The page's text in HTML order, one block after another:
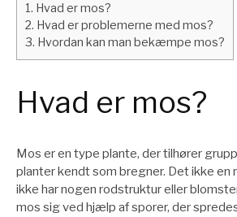
1. Hvad er mos?
2. Hvad er problemerne med mos?
3. Hvordan kan man bekæmpe mos?
Hvad er mos?
Mos er en type plante, der tilhører
planter kendt som bregner. Det ikke en
ikke har nogen rodstruktur eller
mos sig ved hjælp af sporer, der